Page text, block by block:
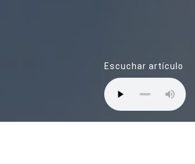
Escuchar artículo